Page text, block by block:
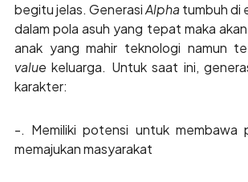
begitu jelas. GenerasiAlphatumbuh di
dalam pola asuh yang tepat maka
anak yang mahir teknologi namun
valuekeluarga. Untuk saat ini,
karakter:
-. Memiliki potensi untuk membawa
memajukan masyarakat